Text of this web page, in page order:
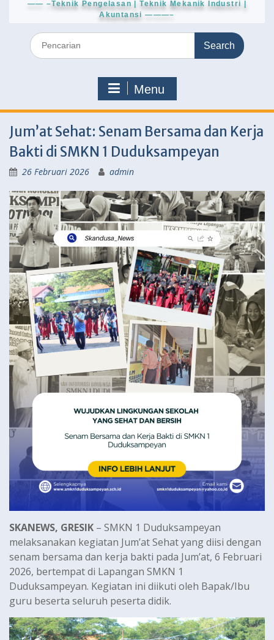
—— –Teknik Pengelasan | Teknik Mekanik Industri |
Akuntansi ———–
Search
for:
Menu
Jum’at Sehat: Senam Bersama dan Kerja
Bakti di SMKN 1 Duduksampeyan
26 Februari 2026 admin
SKANEWS, GRESIK – SMKN 1 Duduksampeyan
melaksanakan kegiatan Jum’at Sehat yang diisi dengan
senam bersama dan kerja bakti pada Jum’at, 6 Februari
2026, bertempat di Lapangan SMKN 1
Duduksampeyan. Kegiatan ini diikuti oleh Bapak/Ibu
guru beserta seluruh peserta didik.